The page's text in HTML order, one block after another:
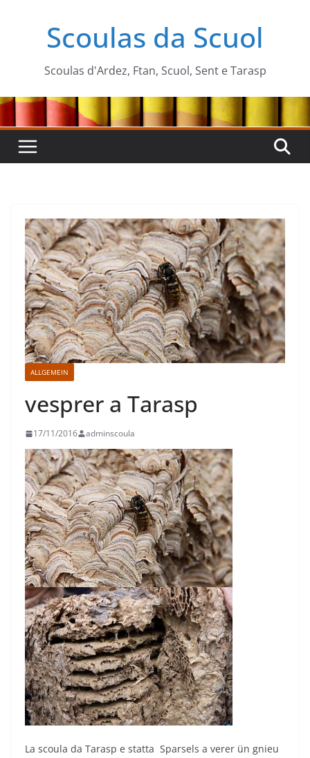
Scoulas da Scuol
Scoulas d'Ardez, Ftan, Scuol, Sent e Tarasp
ALLGEMEIN
vesprer a Tarasp
17/11/2016 adminscoula
La scoula da Tarasp e statta Sparsels a verer ün gnieu